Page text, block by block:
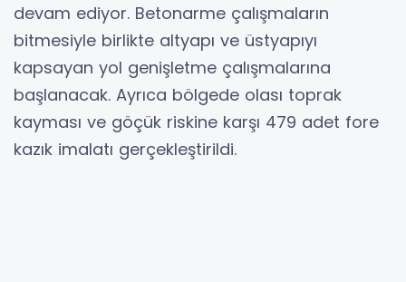
devam ediyor. Betonarme çalışmaların
bitmesiyle birlikte altyapı ve üstyapıyı
kapsayan yol genişletme çalışmalarına
başlanacak. Ayrıca bölgede olası toprak
kayması ve göçük riskine karşı 479 adet fore
kazık imalatı gerçekleştirildi.